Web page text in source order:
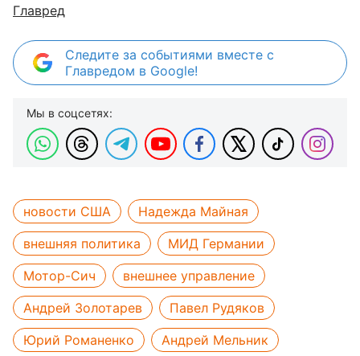
Главред
Следите за событиями вместе с
Главредом в Google!
Мы в соцсетях:
новости США
Надежда Майная
внешняя политика
МИД Германии
Мотор-Сич
внешнее управление
Андрей Золотарев
Павел Рудяков
Юрий Романенко
Андрей Мельник